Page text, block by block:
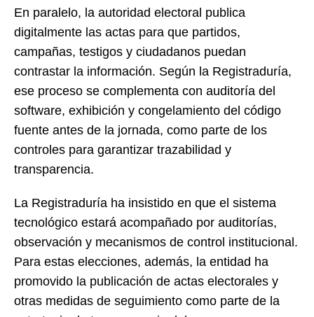
En paralelo, la autoridad electoral publica
digitalmente las actas para que partidos,
campañas, testigos y ciudadanos puedan
contrastar la información. Según la Registraduría,
ese proceso se complementa con auditoría del
software, exhibición y congelamiento del código
fuente antes de la jornada, como parte de los
controles para garantizar trazabilidad y
transparencia.
La Registraduría ha insistido en que el sistema
tecnológico estará acompañado por auditorías,
observación y mecanismos de control institucional.
Para estas elecciones, además, la entidad ha
promovido la publicación de actas electorales y
otras medidas de seguimiento como parte de la